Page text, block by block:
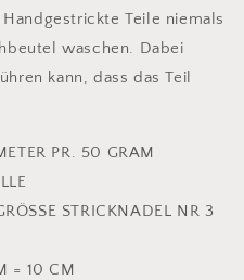
Teile niemals
waschen. Dabei
kann, dass das Teil
PR. 50 GRAM
STRICKNADEL NR 3
= 10 CM